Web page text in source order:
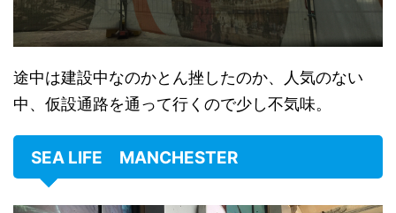
途中は建設中なのかとん挫したのか、人気のない
中、仮設通路を通って行くので少し不気味。
SEA LIFE MANCHESTER